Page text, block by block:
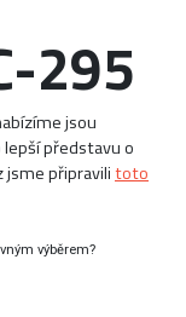
295
jsou
představu o
jsme připravilitoto
výběrem?